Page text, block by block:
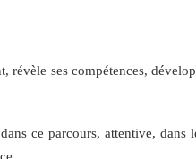
révèle ses compétences,
ce parcours, attentive, dans